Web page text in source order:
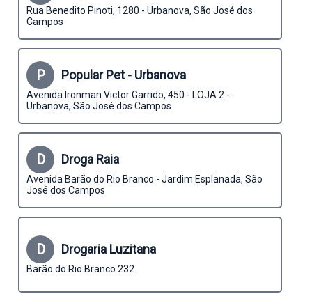
Rua Benedito Pinoti, 1280 - Urbanova, São José dos
Campos
P Popular Pet - Urbanova
Avenida Ironman Victor Garrido, 450 - LOJA 2 -
Urbanova, São José dos Campos
D Droga Raia
Avenida Barão do Rio Branco - Jardim Esplanada, São
José dos Campos
D Drogaria Luzitana
Barão do Rio Branco 232